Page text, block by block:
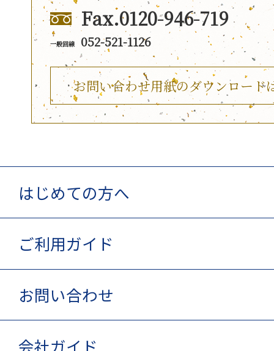
Fax.0120-946-719
一般回線 052-521-1126
お問い合わせ用紙のダウンロード
はじめての方へ
ご利用ガイド
お問い合わせ
会社ガイド